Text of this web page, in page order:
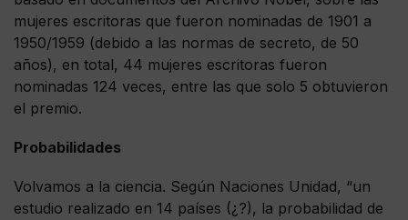
mujeres escritoras que fueron nominadas de 1901 a
1950/1959 (debido a las normas de secreto, de 50
años), en total, 44 mujeres escritoras fueron
nominadas 124 veces, entre las que solo 5 obtuvieron
el premio.
Probabilidades
Volvamos a la ciencia. Según Naciones Unidad, “un
estudio realizado en 14 países (¿?), la probabilidad de